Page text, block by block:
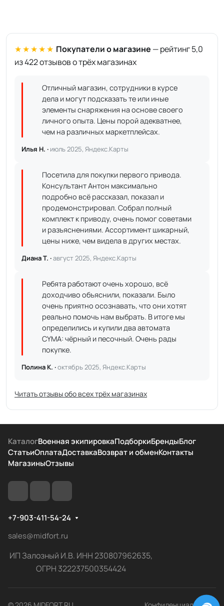
★★★★★ Покупатели о магазине — рейтинг 5,0
из 422 отзывов о трёх магазинах
Отличный магазин, сотрудники в курсе
дела и могут подсказать те или иные
элементы снаряжения на основе своего
личного опыта. Цены порой адекватнее,
чем на различных маркетплейсах.
Илья Н. · июль 2025, Яндекс.Карты
Посетила для покупки первого привода.
Консультант Антон максимально
подробно всё рассказал, показал и
продемонстрировал. Собрал полный
комплект к приводу, очень помог советами
и разъяснениями. Ассортимент шикарный,
цены ниже, чем видела в других местах.
Диана Т. ·август 2025, Яндекс.Карты
Ребята работают очень хорошо, всё
доходчиво объяснили, показали. Было
очень приятно осознавать, что они хотят
реально помочь нам выбрать. В итоге мы
определились и купили два автомата
CYMA: чёрный и песочный. Очень рады
покупке.
Полина К. ·октябрь 2025, Яндекс.Карты
Читать отзывы обо всех трёх магазинах
КаталогВоенная экипировкаПодборкиБрендыБлог
СтатьиОплатаДоставкаВозврат и обменКонтакты
МагазиныОтзывы
+7-903-411-54-24
sales@midfort.ru
ИП Залозный И.В. ИНН 230807962635,
ОГРН 322237500354424